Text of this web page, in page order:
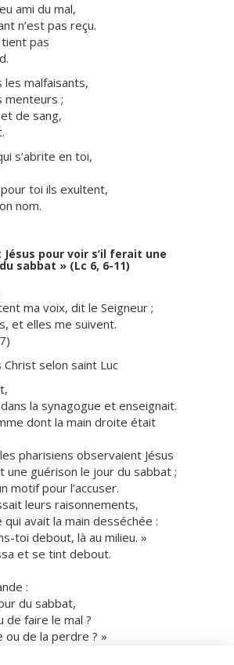
ami du mal,
n’est pas reçu.
tient pas
malfaisants,
menteurs ;
de sang,
s’abrite en toi,
toi ils exultent,
nom.
pour voir s’il ferait une
sabbat » (Lc 6, 6-11)
ma voix, dit le Seigneur ;
et elles me suivent.
Christ selon saint Luc
la synagogue et enseignait.
dont la main droite était
pharisiens observaient Jésus
une guérison le jour du sabbat ;
motif pour l’accuser.
leurs raisonnements,
qui avait la main desséchée :
toi debout, là au milieu. »
et se tint debout.
:
du sabbat,
de faire le mal ?
ou de la perdre ? »